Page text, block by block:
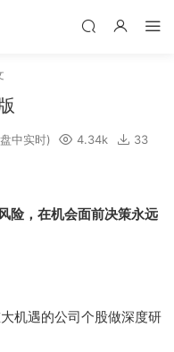
中实时) 4.34k 33
险，在机会面前决策永远
机遇的公司个股做深度研